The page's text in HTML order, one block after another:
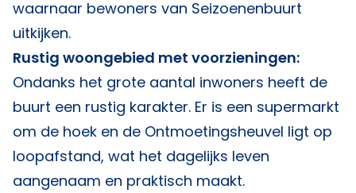
waarnaar bewoners van Seizoenenbuurt
uitkijken.
Rustig woongebied met voorzieningen:
Ondanks het grote aantal inwoners heeft de
buurt een rustig karakter. Er is een supermarkt
om de hoek en de Ontmoetingsheuvel ligt op
loopafstand, wat het dagelijks leven
aangenaam en praktisch maakt.